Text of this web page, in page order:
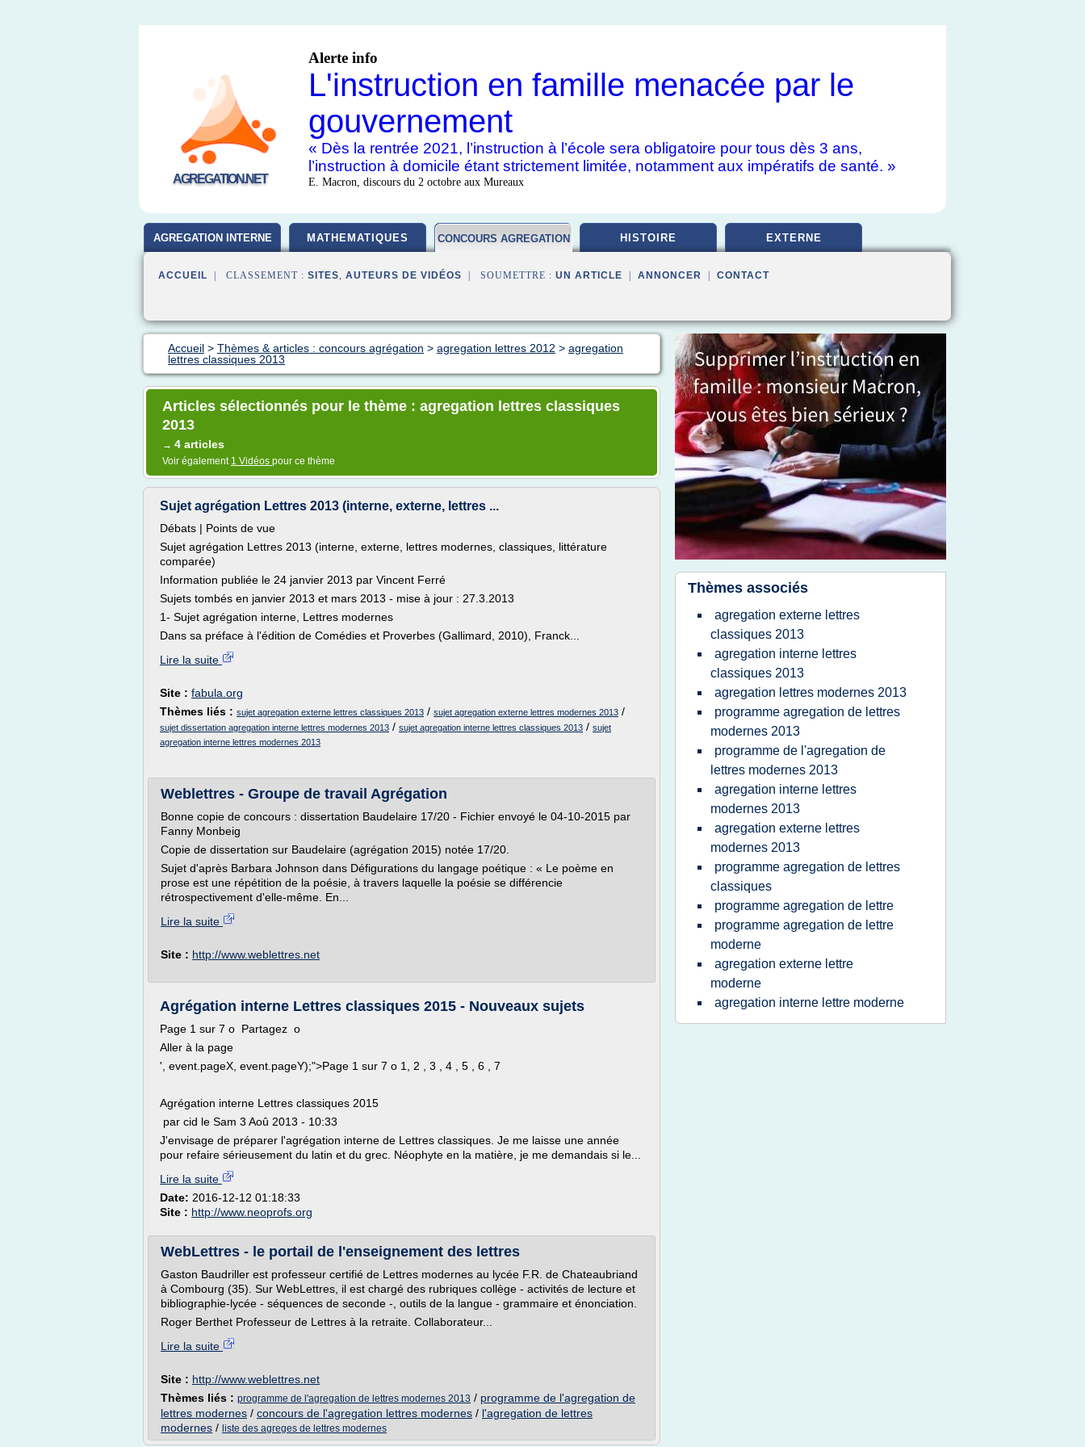
AGREGATION.NET
Alerte info
L'instruction en famille menacée par le
gouvernement
« Dès la rentrée 2021, l’instruction à l’école sera obligatoire pour tous dès 3 ans,
l’instruction à domicile étant strictement limitée, notamment aux impératifs de santé. »
E. Macron, discours du 2 octobre aux Mureaux
AGREGATION INTERNE MATHEMATIQUES CONCOURS AGREGATION HISTOIRE EXTERNE
ACCUEIL | CLASSEMENT : SITES, AUTEURS DE VIDÉOS | SOUMETTRE : UN ARTICLE ANNONCER CONTACT
Accueil > Thèmes & articles : concours agrégation > agregation lettres 2012 > agregation
lettres classiques 2013
Articles sélectionnés pour le thème : agregation lettres classiques
2013
→ 4 articles
Voir également 1 Vidéos pour ce thème
Sujet agrégation Lettres 2013 (interne, externe, lettres ...
Débats | Points de vue
Sujet agrégation Lettres 2013 (interne, externe, lettres modernes, classiques, littérature
comparée)
Information publiée le 24 janvier 2013 par Vincent Ferré
Sujets tombés en janvier 2013 et mars 2013 - mise à jour : 27.3.2013
1- Sujet agrégation interne, Lettres modernes
Dans sa préface à l'édition de Comédies et Proverbes (Gallimard, 2010), Franck...
Lire la suite
Site : fabula.org
Thèmes liés : sujet agregation externe lettres classiques 2013 / sujet agregation externe lettres modernes 2013 /
sujet dissertation agregation interne lettres modernes 2013 / sujet agregation interne lettres classiques 2013 / sujet
agregation interne lettres modernes 2013
Weblettres - Groupe de travail Agrégation
Bonne copie de concours : dissertation Baudelaire 17/20 - Fichier envoyé le 04-10-2015 par
Fanny Monbeig
Copie de dissertation sur Baudelaire (agrégation 2015) notée 17/20.
Sujet d'après Barbara Johnson dans Défigurations du langage poétique : « Le poème en
prose est une répétition de la poésie, à travers laquelle la poésie se différencie
rétrospectivement d'elle-même. En...
Lire la suite
Site : http://www.weblettres.net
Agrégation interne Lettres classiques 2015 - Nouveaux sujets
Page 1 sur 7 o Partagez o
Aller à la page
', event.pageX, event.pageY);">Page 1 sur 7 o 1, 2 , 3 , 4 , 5 , 6 , 7
Agrégation interne Lettres classiques 2015
par cid le Sam 3 Aoû 2013 - 10:33
J'envisage de préparer l'agrégation interne de Lettres classiques. Je me laisse une année
pour refaire sérieusement du latin et du grec. Néophyte en la matière, je me demandais si le...
Lire la suite
Date: 2016-12-12 01:18:33
Site : http://www.neoprofs.org
WebLettres - le portail de l'enseignement des lettres
Gaston Baudriller est professeur certifié de Lettres modernes au lycée F.R. de Chateaubriand
à Combourg (35). Sur WebLettres, il est chargé des rubriques collège - activités de lecture et
bibliographie-lycée - séquences de seconde -, outils de la langue - grammaire et énonciation.
Roger Berthet Professeur de Lettres à la retraite. Collaborateur...
Lire la suite
Site : http://www.weblettres.net
Thèmes liés : programme de l'agregation de lettres modernes 2013 / programme de l'agregation de
lettres modernes / concours de l'agregation lettres modernes / l'agregation de lettres
modernes / liste des agreges de lettres modernes
Thèmes associés
agregation externe lettres
classiques 2013
agregation interne lettres
classiques 2013
agregation lettres modernes 2013
programme agregation de lettres
modernes 2013
programme de l'agregation de
lettres modernes 2013
agregation interne lettres
modernes 2013
agregation externe lettres
modernes 2013
programme agregation de lettres
classiques
programme agregation de lettre
programme agregation de lettre
moderne
agregation externe lettre
moderne
agregation interne lettre moderne